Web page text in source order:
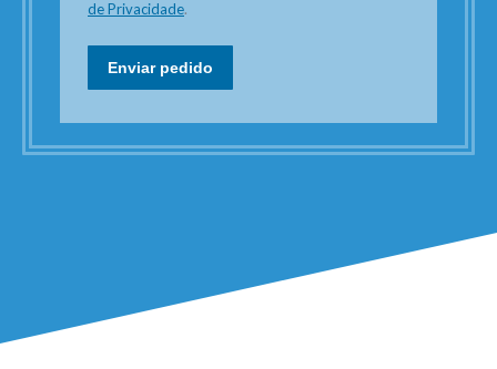
de Privacidade.
Enviar pedido